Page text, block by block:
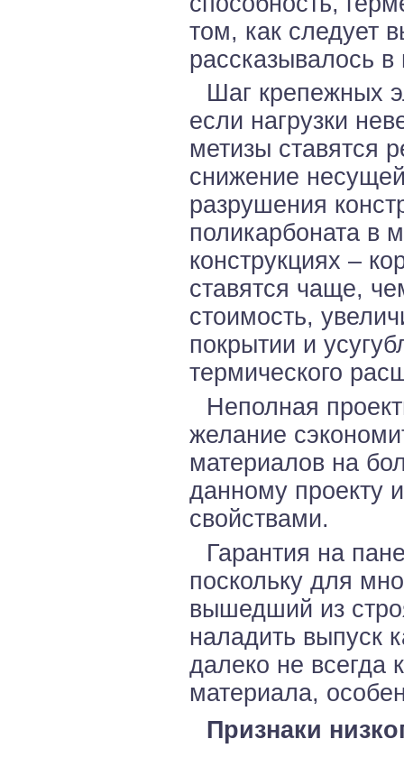
том, как следует
рассказывалось
Шаг крепежных
если нагрузки
метизы ставятся
снижение
разрушения
поликарбоната в
конструкциях –
ставятся чаще,
стоимость,
покрытии и
термического
Неполная
желание
материалов на
данному проекту
свойствами.
Гарантия на
поскольку для
вышедший из
наладить выпуск
далеко не всегда
материала,
Признаки